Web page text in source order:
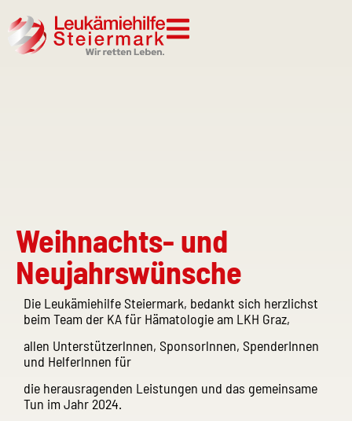
Weihnachts- und
Neujahrswünsche
Die Leukämiehilfe Steiermark, bedankt sich herzlichst
beim Team der KA für Hämatologie am LKH Graz,
allen Unterstützerlnnen, Sponsorlnnen, SpenderInnen
und Helferlnnen für
die herausragenden Leistungen und das gemeinsame
Tun im Jahr 2024.